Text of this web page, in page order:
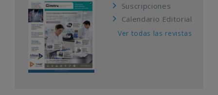
Suscripciones
Calendario Editorial
Ver todas las revistas